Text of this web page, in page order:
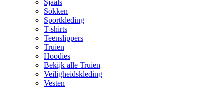
Sjaals
Sokken
Sportkleding
T-shirts
Teenslippers
Truien
Hoodies
Bekijk alle Truien
Veiligheidskleding
Vesten